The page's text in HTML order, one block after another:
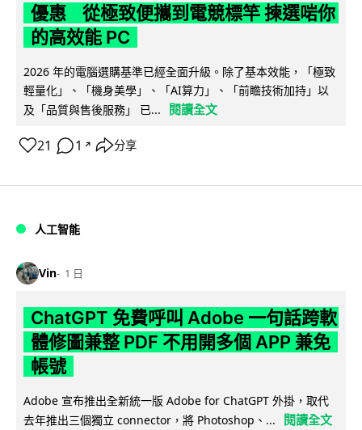
優惠 從極致便攜到電競標竿 揀選啱你
的高效能 PC
2026 年的電腦選購基準已經全面升級。除了基本效能，「極致
輕量化」、「機身美學」、「AI算力」、「前瞻技術加持」以
及「品質與售後服務」 已...
閱讀全文
21 1 ↗ 分享
人工智能
Vin 1 日
ChatGPT 免費呼叫 Adobe 一句話跨軟
體修圖兼整 PDF 不用開多個 APP 兼免
帳號
Adobe 宣布推出全新統一版 Adobe for ChatGPT 外掛，取代
去年推出三個獨立 connector，將 Photoshop、...
閱讀全文